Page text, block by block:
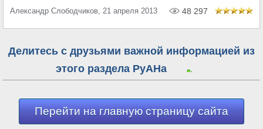
Александр Слободчиков, 21 апреля 2013 48 297
Делитесь с друзьями важной информацией из
этого раздела РуАНа
Перейти на главную страницу сайта